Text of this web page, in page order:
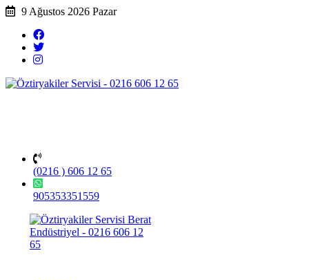
9 Ağustos 2026 Pazar
(0216 ) 606 12 65
905353351559